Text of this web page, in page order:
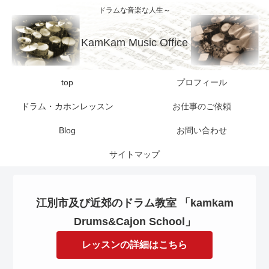
ドラムな音楽な人生～
KamKam Music Office
top プロフィール
ドラム・カホンレッスン お仕事のご依頼
Blog お問い合わせ
サイトマップ
江別市及び近郊のドラム教室 「kamkam
Drums&Cajon School」
レッスンの詳細はこちら